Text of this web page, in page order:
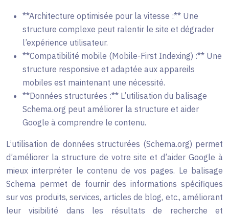
**Architecture optimisée pour la vitesse :** Une
structure complexe peut ralentir le site et dégrader
l’expérience utilisateur.
**Compatibilité mobile (Mobile-First Indexing) :** Une
structure responsive et adaptée aux appareils
mobiles est maintenant une nécessité.
**Données structurées :** L’utilisation du balisage
Schema.org peut améliorer la structure et aider
Google à comprendre le contenu.
L’utilisation de données structurées (Schema.org) permet
d’améliorer la structure de votre site et d’aider Google à
mieux interpréter le contenu de vos pages. Le balisage
Schema permet de fournir des informations spécifiques
sur vos produits, services, articles de blog, etc., améliorant
leur visibilité dans les résultats de recherche et